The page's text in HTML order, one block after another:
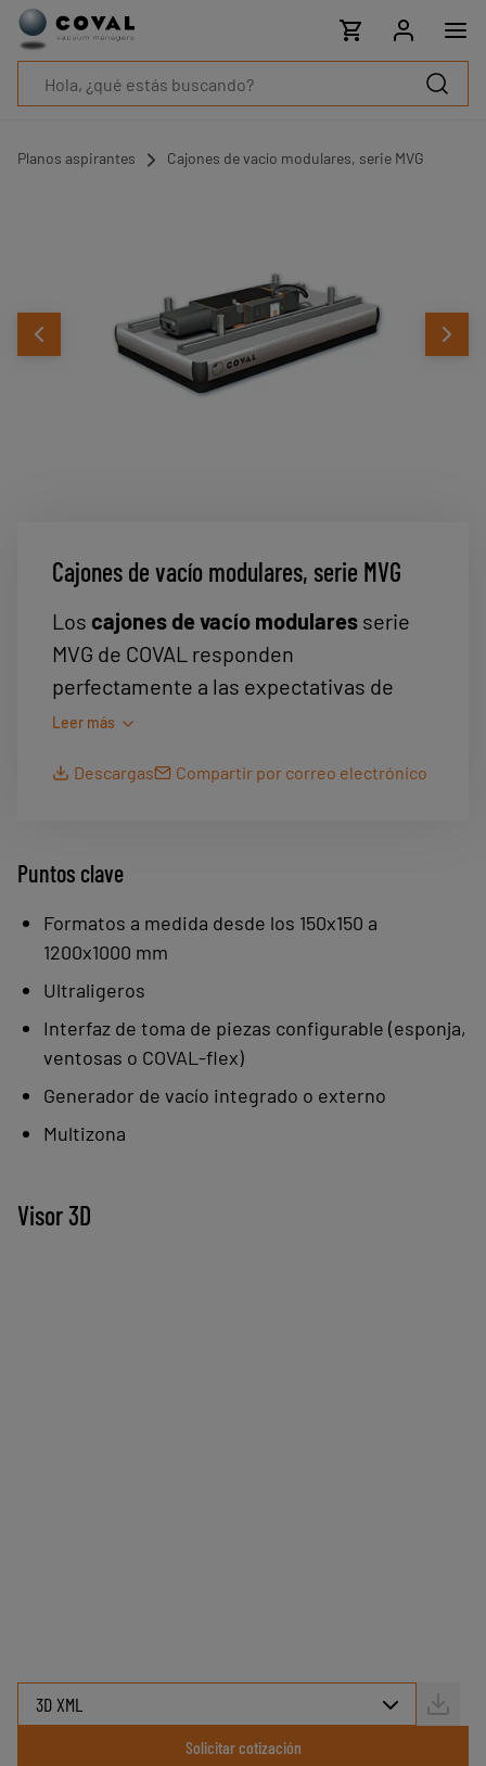
Planos aspirantes Cajones de vacío modulares, serie MVG
Cajones de vacío modulares, serie MVG
Los cajones de vacío modulares serie
MVG de COVAL responden
perfectamente a las expectativas de
integradores y usuarios. Gracias a su
óptima para lamanipulación de piezas
integrable en el proceso, el usuario
puede realizar tomas unitarias o
múltiples de piezas diversas con total
simplicidad y seguridad.
Ventajas:
1200 x 1000 mm
Compacto y ligero
Adaptación al producto: interfaces
Leer más
Descargas Compartir por correo electrónico
Puntos clave
Formatos a medida desde los 150x150 a
1200x1000 mm
Ultraligeros
Interfaz de toma de piezas configurable (esponja,
ventosas o COVAL-flex)
Generador de vacío integrado o externo
Multizona
Visor 3D
Solicitar cotización
Productos
Industrias
Tecnologías
Recursos
Contacto